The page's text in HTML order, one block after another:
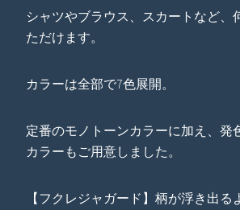
シャツやブラウス、スカートなど、
ただけます。
カラーは全部で7色展開。
定番のモノトーンカラーに加え、発
カラーもご用意しました。
【フクレジャガード】柄が浮き出る